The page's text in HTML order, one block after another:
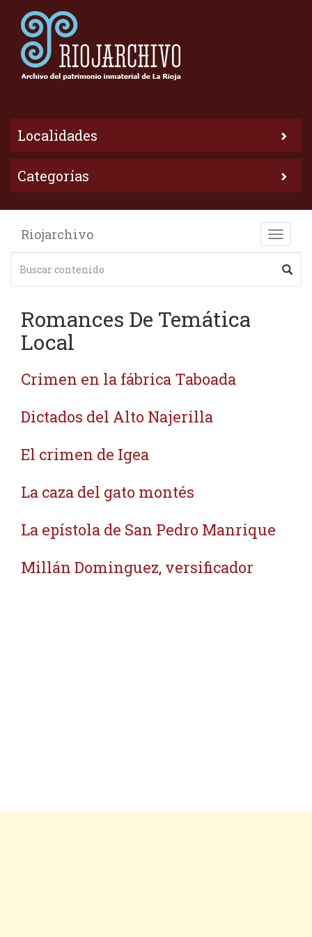
Localidades
Categorías
Toggle
Riojarchivo
Romances De Temática
Local
Crimen en la fábrica Taboada
Dictados del Alto Najerilla
El crimen de Igea
La caza del gato montés
La epístola de San Pedro Manrique
Millán Dominguez, versificador